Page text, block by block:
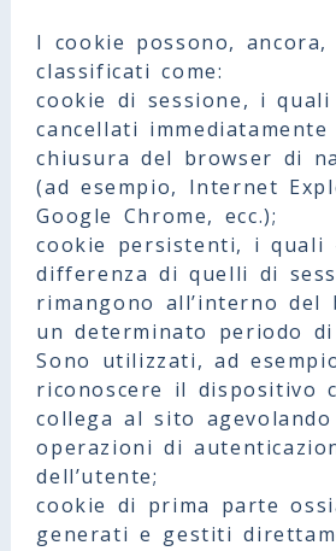
I cookie possono, ancora,
classificati come:
cookie di sessione, i quali
cancellati immediatamente
chiusura del browser di
(ad esempio, Internet
Google Chrome, ecc.);
cookie persistenti, i quali
differenza di quelli di
rimangono all’interno del
un determinato periodo di
Sono utilizzati, ad
riconoscere il dispositivo
collega al sito
operazioni di
dell’utente;
cookie di prima parte
generati e gestiti